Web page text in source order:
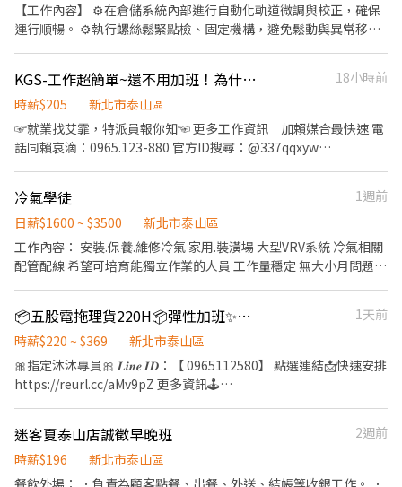
@995qkbxl https://reurl.cc/NYrlGm ☞留下姓名+電話+應徵職缺
截圖畫面
【工作內容】 ⚙️在倉儲系統內部進行自動化軌道微調與校正，確保
運行順暢。 ⚙️執行螺絲鬆緊點檢、固定機構，避免鬆動與異常移
協助機台停止、貼感應器貼紙等識別等安全元件。 ⚙️支援現場的簡
單維修、組裝與設備整理。 ⚙️確實紀錄每次測試與維護狀況，回報
工程主管。 【職位特色】 🈴穩定長期，室內工作，無風吹日曬，環
境乾淨明亮。 🈴提供完整訓練課程，無經驗者也能快速上手。 🈴工
作節奏穩定、流程清楚，適合細心、肯學習的你 🈴有技術累積與升
佳，對設備結構、組裝、調整有興趣🉐願意學習、配合團隊作業有
責任感與安全意識 🉐有相關技術背景或倉儲經驗佳，無經驗亦可
【待遇與福利】 起薪：NT$（2000）日（依能力與經驗調整） 💯公
司提供制服與完善的教育訓練 💯穩定班表
KGS-工作超簡單~還不用加班！為什麼不來✨36K起！簡單擦拭產品✨週休六/無經
18小時前
時薪$205
新北市泰山區
☞就業找艾霏，特派員報你知☜ 更多工作資訊｜加賴媒合最快速 電
話同賴哀滴：0965.123-880 官方ID搜尋：@337qqxyw
休六日⭐不加班 ⭐可申請周領⭐免費停車格 ⭐工作簡單環境舒適單純
────上班資訊──── 【 工作內容 】 金屬零件擦拭 機台操
作：協助機台上下料 ❖日班：08:00-17:00【205/H】(含津貼) ❖
約： $36000起加班另計 ♡────────────♡ 歡迎私訊
加我的賴！快速安排 ⚡其他周邊職缺-洽詢➡特派員白艾霏⚡
☎️0965-123-880(號碼可搜尋賴哀滴)
冷氣學徒
1週前
日薪$1600 ~ $3500
新北市泰山區
工作內容： 安裝.保養.維修冷氣 家用.裝潢場 大型VRV系統 冷氣相關
配管配線 希望可培育能獨立作業的人員 工作量穩定 無大小月問題
泰山公司or8:30自行到施工現場 皆17:00前下班 如有加班皆有加班
費 皆有勞健保.團保意外險 聯絡電話：0963503267
📦五股電拖理貨220H📦彈性加班✨每月5日就發薪⚡立即報到#免經驗#高錄取
1天前
時薪$220 ~ $369
新北市泰山區
🎀指定沐沐專員🎀 𝑳𝒊𝒏𝒆 𝑰𝑫：【 0965112580】 點選連結📩快速安排
https://reurl.cc/aMv9pZ 更多資訊🕹️
板車揀貨 只要你願意，不會都可以學 ✅彈性加班 ✅立即報到 ✅每月
5日發薪 ✅等當兵可 ✅週領高達6000 ✅廠內免費機車停車位
─────────────────── ❤️工作地點：五股區登
迷客夏泰山店誠徵早晚班
2週前
時薪$196
新北市泰山區
餐飲外場： ．負責為顧客點餐、出餐、外送、結帳等收銀工作。 ．